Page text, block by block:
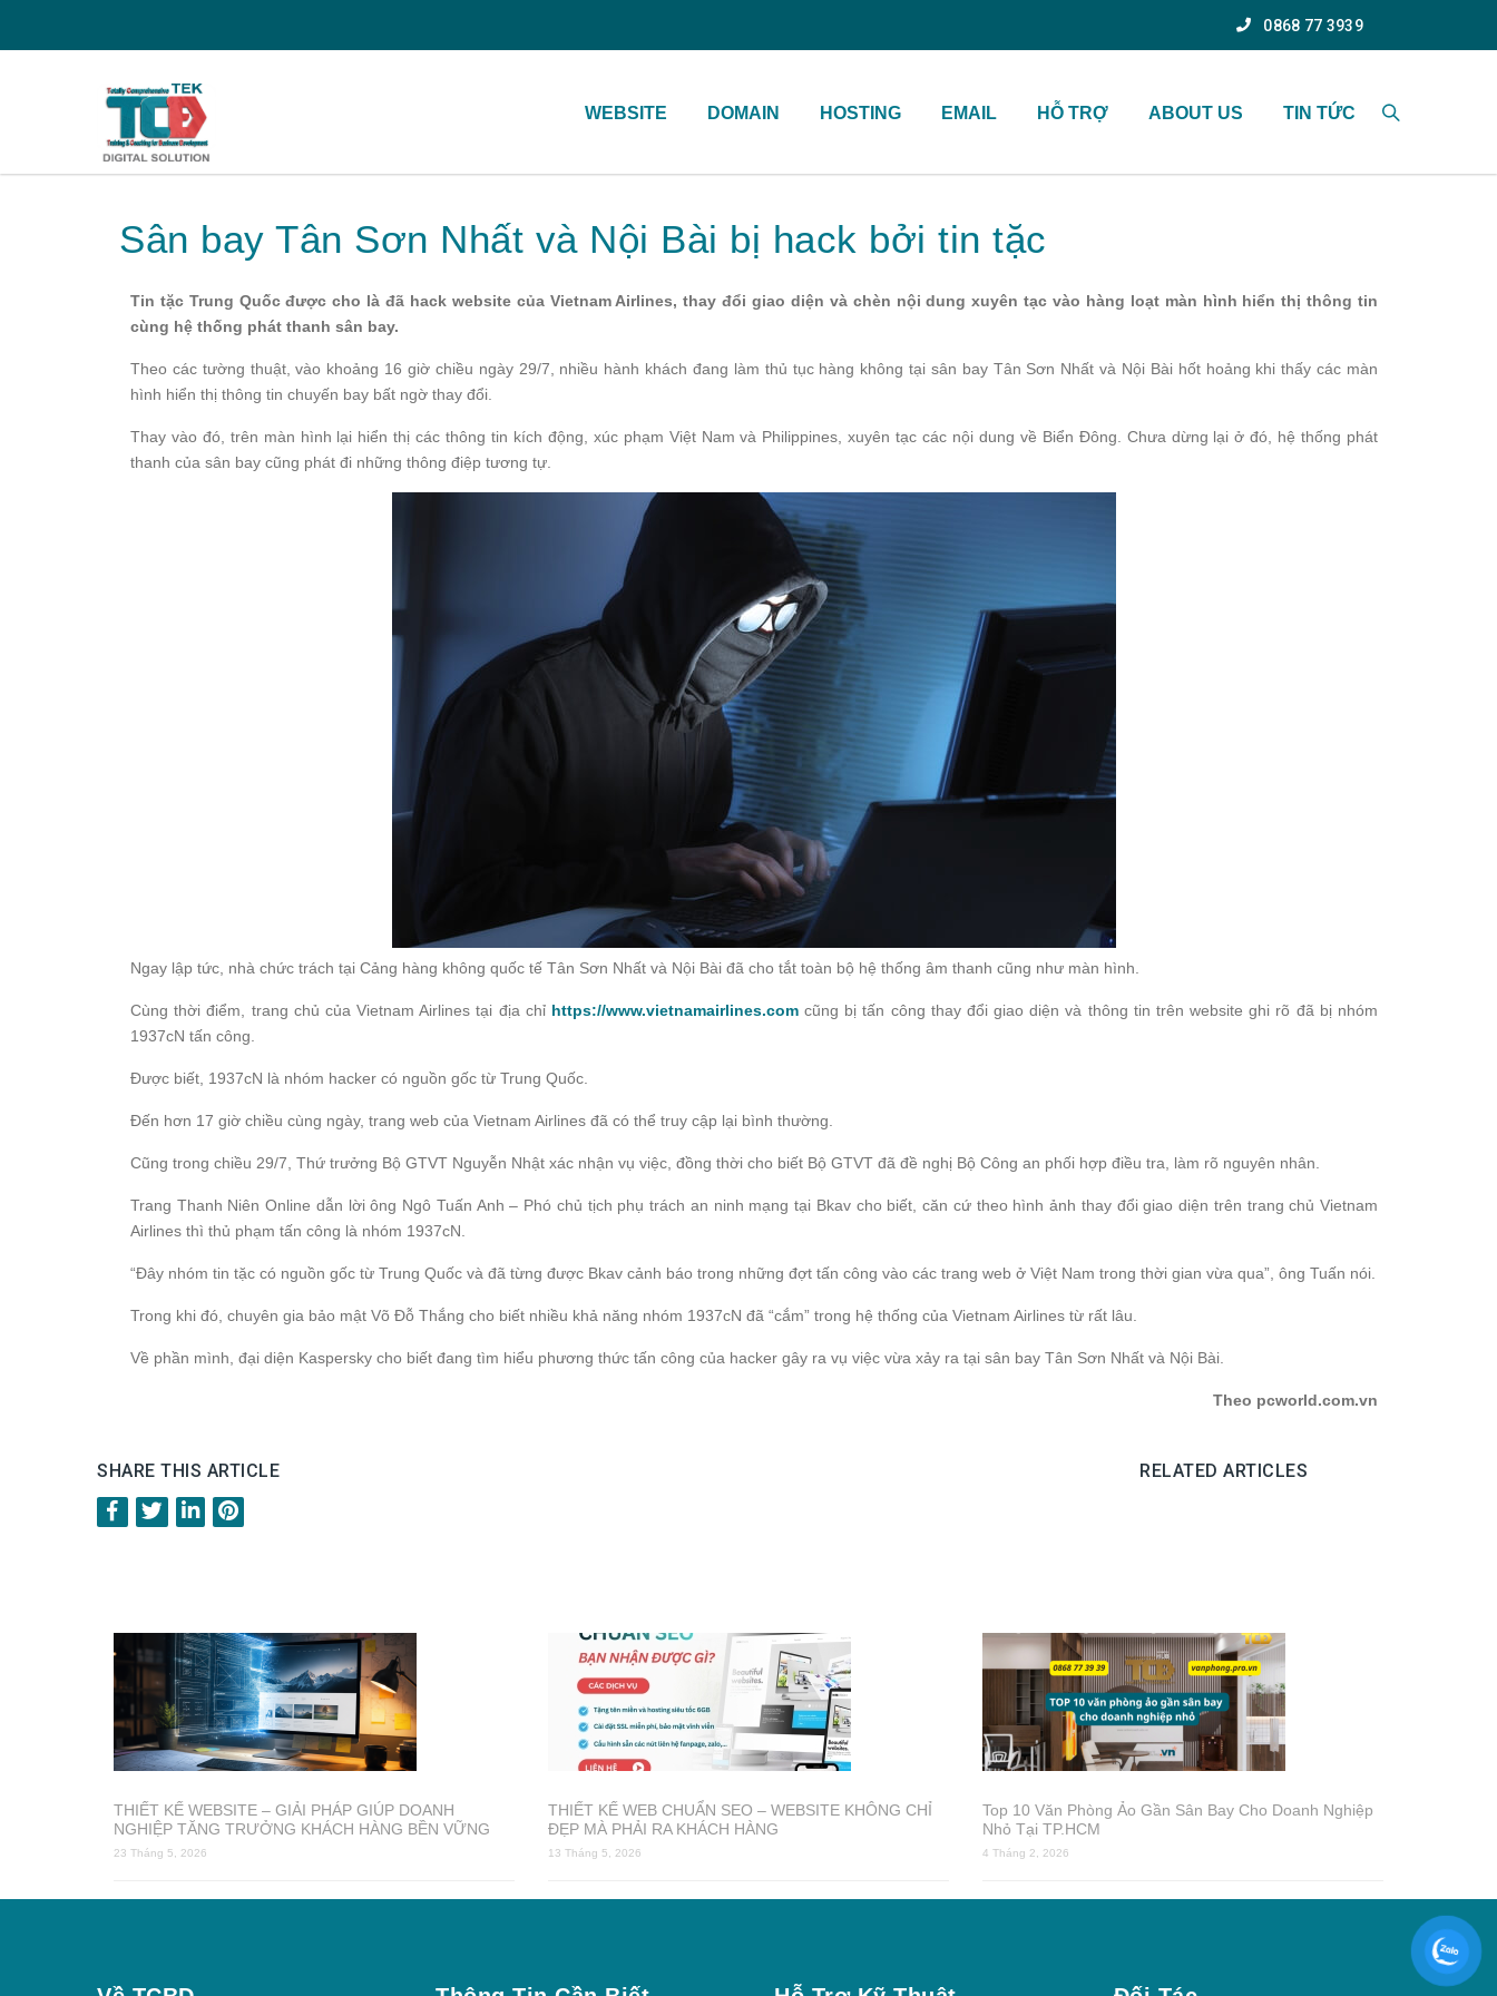
0868 77 3939
WEBSITE DOMAIN HOSTING EMAIL HỖ TRỢ ABOUT US TIN TỨC
Sân bay Tân Sơn Nhất và Nội Bài bị hack bởi tin tặc
Tin tặc Trung Quốc được cho là đã hack website của Vietnam Airlines, thay đổi giao diện và chèn nội dung xuyên tạc vào hàng loạt màn hình hiển thị thông tin
cùng hệ thống phát thanh sân bay.
Theo các tường thuật, vào khoảng 16 giờ chiều ngày 29/7, nhiều hành khách đang làm thủ tục hàng không tại sân bay Tân Sơn Nhất và Nội Bài hốt hoảng khi thấy các màn
hình hiển thị thông tin chuyến bay bất ngờ thay đổi.
Thay vào đó, trên màn hình lại hiển thị các thông tin kích động, xúc phạm Việt Nam và Philippines, xuyên tạc các nội dung về Biển Đông. Chưa dừng lại ở đó, hệ thống phát
thanh của sân bay cũng phát đi những thông điệp tương tự.
Ngay lập tức, nhà chức trách tại Cảng hàng không quốc tế Tân Sơn Nhất và Nội Bài đã cho tắt toàn bộ hệ thống âm thanh cũng như màn hình.
Cùng thời điểm, trang chủ của Vietnam Airlines tại địa chỉ https://www.vietnamairlines.comcũng bị tấn công thay đổi giao diện và thông tin trên website ghi rõ đã bị nhóm
1937cN tấn công.
Được biết, 1937cN là nhóm hacker có nguồn gốc từ Trung Quốc.
Đến hơn 17 giờ chiều cùng ngày, trang web của Vietnam Airlines đã có thể truy cập lại bình thường.
Cũng trong chiều 29/7, Thứ trưởng Bộ GTVT Nguyễn Nhật xác nhận vụ việc, đồng thời cho biết Bộ GTVT đã đề nghị Bộ Công an phối hợp điều tra, làm rõ nguyên nhân.
Trang Thanh Niên Online dẫn lời ông Ngô Tuấn Anh – Phó chủ tịch phụ trách an ninh mạng tại Bkav cho biết, căn cứ theo hình ảnh thay đổi giao diện trên trang chủ Vietnam
Airlines thì thủ phạm tấn công là nhóm 1937cN.
“Đây nhóm tin tặc có nguồn gốc từ Trung Quốc và đã từng được Bkav cảnh báo trong những đợt tấn công vào các trang web ở Việt Nam trong thời gian vừa qua”, ông Tuấn nói.
Trong khi đó, chuyên gia bảo mật Võ Đỗ Thắng cho biết nhiều khả năng nhóm 1937cN đã “cắm” trong hệ thống của Vietnam Airlines từ rất lâu.
Về phần mình, đại diện Kaspersky cho biết đang tìm hiểu phương thức tấn công của hacker gây ra vụ việc vừa xảy ra tại sân bay Tân Sơn Nhất và Nội Bài.
Theo pcworld.com.vn
SHARE THIS ARTICLE RELATED ARTICLES
THIẾT KẾ WEBSITE – GIẢI PHÁP GIÚP DOANH
NGHIỆP TĂNG TRƯỞNG KHÁCH HÀNG BỀN VỮNG
23 Tháng 5, 2026
THIẾT KẾ WEB CHUẨN SEO – WEBSITE KHÔNG CHỈ
ĐẸP MÀ PHẢI RA KHÁCH HÀNG
13 Tháng 5, 2026
Top 10 Văn Phòng Ảo Gần Sân Bay Cho Doanh Nghiệp
Nhỏ Tại TP.HCM
4 Tháng 2, 2026